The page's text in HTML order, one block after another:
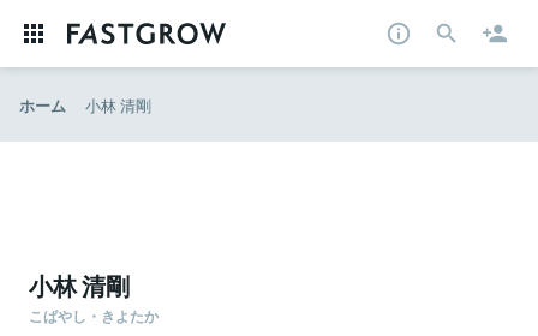
ホーム 小林 清剛
小林 清剛
こばやし・きよたか